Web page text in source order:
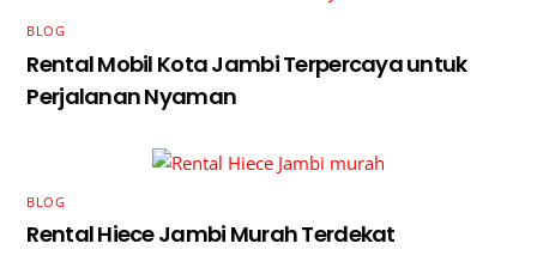
BLOG
Rental Mobil Kota Jambi Terpercaya untuk
Perjalanan Nyaman
BLOG
Rental Hiece Jambi Murah Terdekat